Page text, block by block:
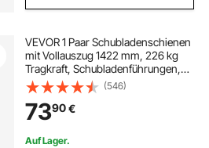
VEVOR 1 Paar Schubladenschienen
mit Vollauszug 1422 mm, 226 kg
Tragkraft, Schubladenführungen,
Doppelverriegelungsdesign, seitlich
montierte Teleskopschienen für
Regale, Schränke,
Industrieschubladen
(546)
7390€
Auf Lager.